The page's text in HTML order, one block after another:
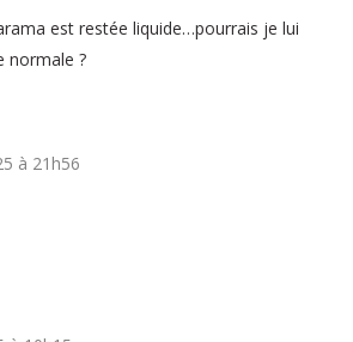
est restée liquide…pourrais je lui
normale ?
à 21h56